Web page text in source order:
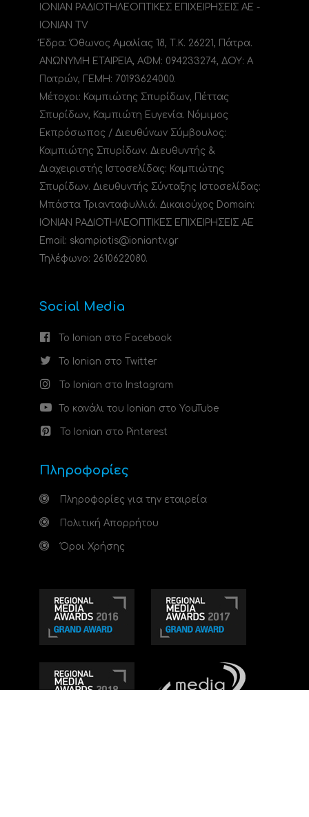
ΙΟΝΙΑΝ ΡΑΔΙΟΤΗΛΕΟΠΤΙΚΕΣ ΕΠΙΧΕΙΡΗΣΕΙΣ ΑΕ -
IONIAN TV
Έδρα: Όθωνος Αμαλίας 18, Τ.Κ. 26221, Πάτρα.
ΑΝΩΝΥΜΗ ΕΤΑΙΡΕΙΑ, ΑΦΜ: 094233274, ΔΟΥ: A
Πατρών, ΓΕΜΗ: 70193624000.
Μέτοχοι: Καμπιώτης Σπυρίδων, Πέττας
Σπυρίδων, Καμπιώτη Ευγενία. Νόμιμος
Εκπρόσωπος / Διευθύνων Σύμβουλος:
Καμπιώτης Σπυρίδων. Διευθυντής &
Διαχειριστής Ιστοσελίδας: Καμπιώτης
Σπυρίδων. Διευθυντής Σύνταξης Ιστοσελίδας:
Μπάστα Τριανταφυλλιά. Δικαιούχος Domain:
ΙΟΝΙΑΝ ΡΑΔΙΟΤΗΛΕΟΠΤΙΚΕΣ ΕΠΙΧΕΙΡΗΣΕΙΣ ΑΕ
Email: skampiotis@ioniantv.gr
Τηλέφωνο: 2610622080.
Social Media
Το Ionian στο Facebook
Το Ionian στο Twitter
Το Ionian στο Instagram
Το κανάλι του Ionian στο YouTube
Το Ionian στο Pinterest
Πληροφορίες
Πληροφορίες για την εταιρεία
Πολιτική Απορρήτου
Όροι Χρήσης